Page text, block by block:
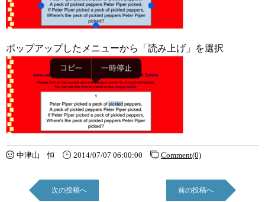
ポップアップしたメニューから「読み上げ」を選択
中津山 恒 2014/07/07 06:00:00 Comment(0)
次の投稿へ 前の投稿へ